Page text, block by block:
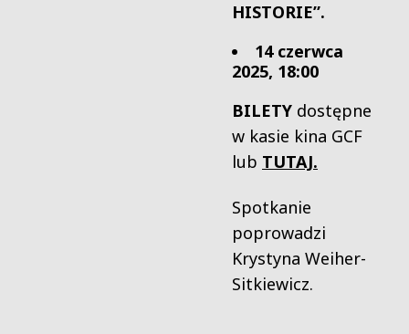
HISTORIE”.
14 czerwca
2025, 18:00
BILETY dostępne
w kasie kina GCF
lub TUTAJ.
Spotkanie
poprowadzi
Krystyna Weiher-
Sitkiewicz.